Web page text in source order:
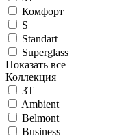
Комфорт
S+
Standart
Superglass
Показать все
Коллекция
3T
Ambient
Belmont
Business